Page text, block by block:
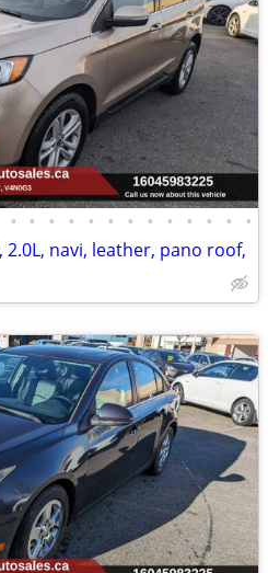
• • • • • • • • • • • • •
2.0L, navi, leather, pano roof,